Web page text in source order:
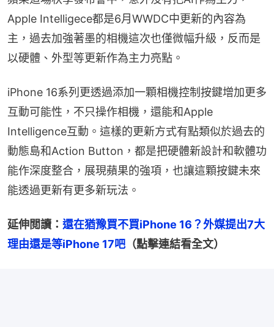
Apple Intelligece都是6月WWDC中更新的內容為
主，過去加強著墨的相機這次也僅微幅升級，反而是
以硬體、外型等更新作為主力亮點。
iPhone 16系列更透過添加一顆相機控制按鍵增加更多
互動可能性，不只操作相機，還能和Apple
Intelligence互動。這樣的更新方式有點類似於過去的
動態島和Action Button，都是把硬體新設計和軟體功
能作深度整合，展現蘋果的強項，也讓這顆按鍵未來
能透過更新有更多新玩法。
延伸閲讀： 還在猶豫買不買iPhone 16？外媒提出7大
理由還是等iPhone 17吧 （點擊連結看全文）